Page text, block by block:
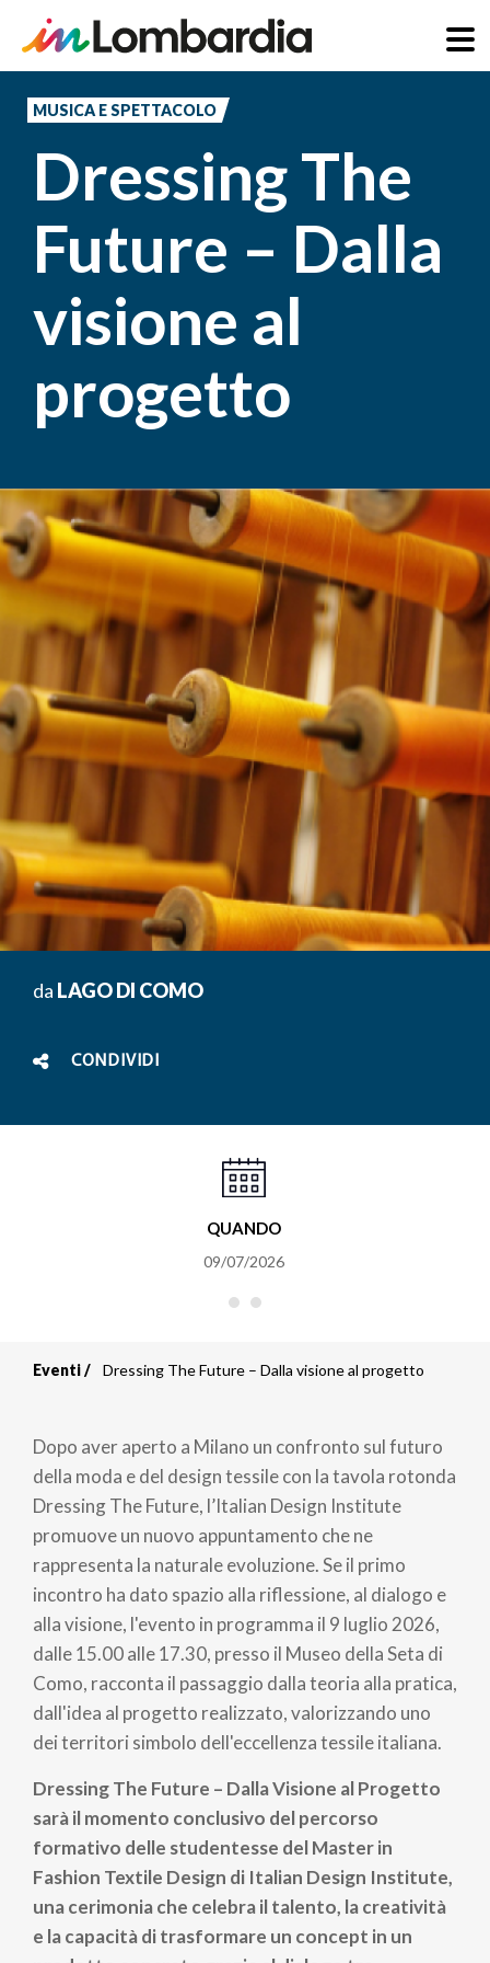
principale
MUSICA E SPETTACOLO
Dressing The
Future – Dalla
visione al
progetto
da LAGO DI COMO
CONDIVIDI
QUANDO
09/07/2026
di
pane
Eventi Dressing The Future – Dalla visione al progetto
Dopo aver aperto a Milano un confronto sul futuro
della moda e del design tessile con la tavola rotonda
Dressing The Future, l’Italian Design Institute
promuove un nuovo appuntamento che ne
rappresenta la naturale evoluzione. Se il primo
incontro ha dato spazio alla riflessione, al dialogo e
alla visione, l'evento in programma il 9 luglio 2026,
dalle 15.00 alle 17.30, presso il Museo della Seta di
Como, racconta il passaggio dalla teoria alla pratica,
dall'idea al progetto realizzato, valorizzando uno
dei territori simbolo dell'eccellenza tessile italiana.
Dressing The Future – Dalla Visione al Progetto
sarà il momento conclusivo del percorso
formativo delle studentesse del Master in
Fashion Textile Design di Italian Design Institute,
una cerimonia che celebra il talento, la creatività
e la capacità di trasformare un concept in un